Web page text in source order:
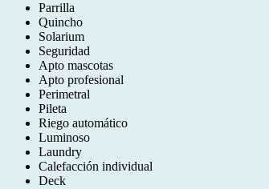
Parrilla
Quincho
Solarium
Seguridad
Apto mascotas
Apto profesional
Perimetral
Pileta
Riego automático
Luminoso
Laundry
Calefacción individual
Deck